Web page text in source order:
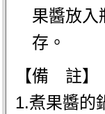
果醬放入
存。
【備 註】
1.煮果醬的